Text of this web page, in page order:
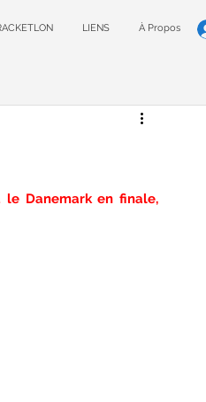
LIENS À Propos
Danemark en finale,